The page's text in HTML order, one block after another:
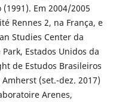
Em 2004/2005
Rennes 2, na França, e
Studies Center da
Estados Unidos da
de Estudos Brasileiros
(set.-dez. 2017)
Arenes,